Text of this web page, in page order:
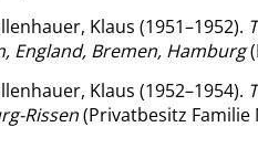
Klaus (1951–1952).
England, Bremen, Hamburg
Klaus (1952–1954).
Rissen(Privatbesitz Familie